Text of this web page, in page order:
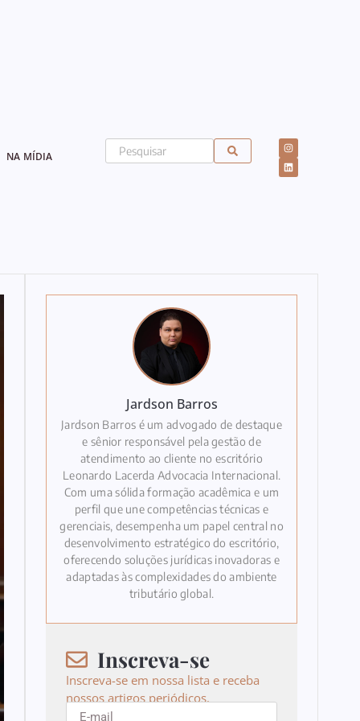
NA MÍDIA
Jardson Barros
Jardson Barros é um advogado de destaque
e sênior responsável pela gestão de
atendimento ao cliente no escritório
Leonardo Lacerda Advocacia Internacional.
Com uma sólida formação acadêmica e um
perfil que une competências técnicas e
gerenciais, desempenha um papel central no
desenvolvimento estratégico do escritório,
oferecendo soluções jurídicas inovadoras e
adaptadas às complexidades do ambiente
tributário global.
Inscreva-se
Inscreva-se em nossa lista e receba
nossos artigos periódicos.